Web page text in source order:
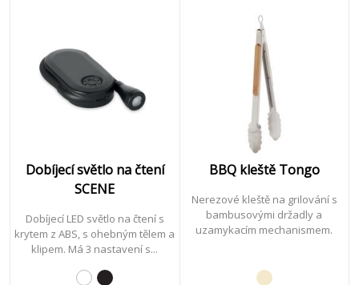
Dobíjecí světlo na čtení
SCENE
Dobíjecí LED světlo na čtení s
krytem z ABS, s ohebným tělem a
klipem. Má 3 nastavení s...
BBQ kleště Tongo
Nerezové kleště na grilování s
bambusovými držadly a
uzamykacím mechanismem.